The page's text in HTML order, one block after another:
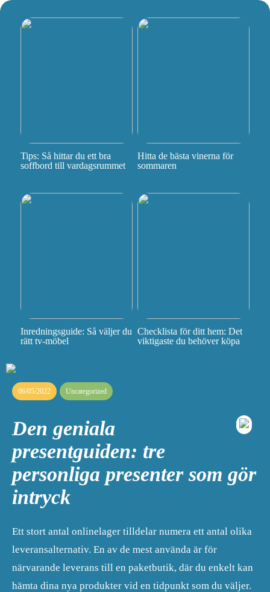
Tips: Så hittar du ett bra
soffbord till vardagsrummet
Hitta de bästa vinerna för
sommaren
Inredningsguide: Så väljer du
rätt tv-möbel
Checklista för ditt hem: Det
viktigaste du behöver köpa
06/05/2022 Uncategorized
Den geniala
presentguiden: tre
personliga presenter som gör
intryck
Ett stort antal onlinelager tilldelar numera ett antal olika
leveransalternativ. En av de mest använda är för
närvarande leverans till en paketbutik, där du enkelt kan
hämta dina nya produkter vid en tidpunkt som du väljer.